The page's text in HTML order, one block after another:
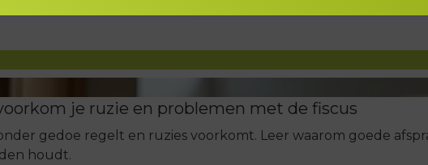
realiseren.
je ruzie en problemen met de fiscus
gedoe regelt en ruzies voorkomt. Leer waarom goede
houdt.